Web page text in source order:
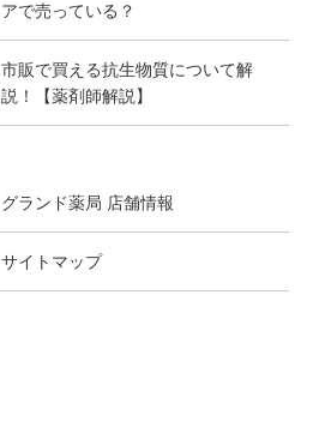
アで売っている？
市販で買える抗生物質について解
説！【薬剤師解説】
グランド薬局 店舗情報
サイトマップ